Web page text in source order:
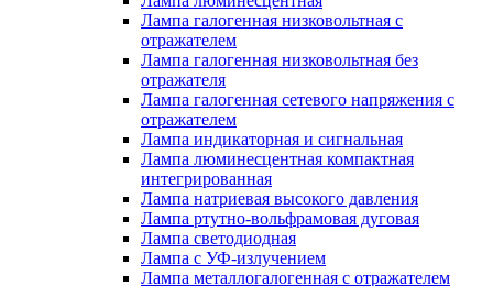
Лампа галогенная низковольтная с
отражателем
Лампа галогенная низковольтная без
отражателя
Лампа галогенная сетевого напряжения с
отражателем
Лампа индикаторная и сигнальная
Лампа люминесцентная компактная
интегрированная
Лампа натриевая высокого давления
Лампа ртутно-вольфрамовая дуговая
Лампа светодиодная
Лампа с УФ-излучением
Лампа металлогалогенная с отражателем